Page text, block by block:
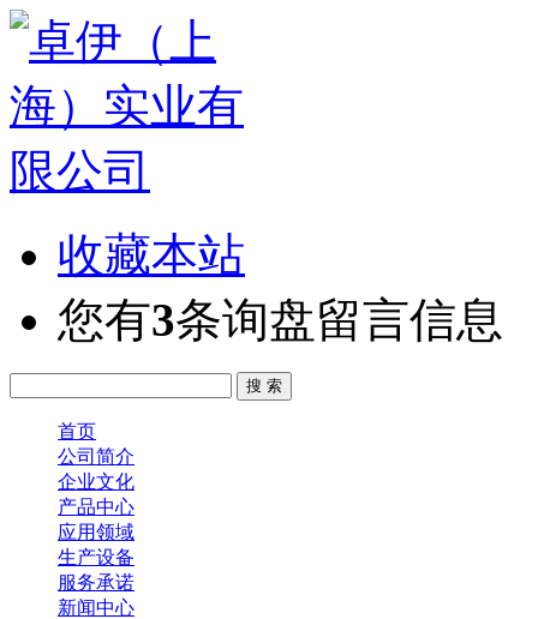
收藏本站
您有3条询盘留言信息
首页
公司简介
企业文化
产品中心
应用领域
生产设备
服务承诺
新闻中心